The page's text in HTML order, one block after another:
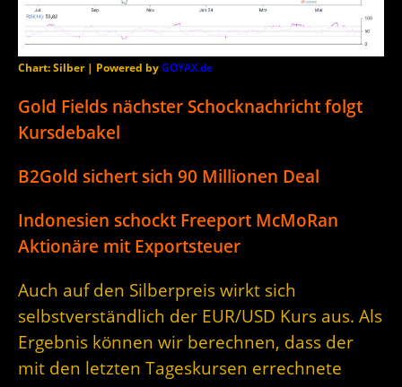
Chart: Silber | Powered byGOYAX.de
Gold Fields nächster Schocknachricht folgt
Kursdebakel
B2Gold sichert sich 90 Millionen Deal
Indonesien schockt Freeport McMoRan
Aktionäre mit Exportsteuer
Auch auf den Silberpreis wirkt sich
selbstverständlich der EUR/USD Kurs aus. Als
Ergebnis können wir berechnen, dass der
mit den letzten Tageskursen errechnete